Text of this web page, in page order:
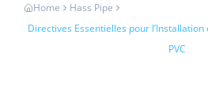
Home
Hass Pipe
Directives Essentielles pour l’Installation
PVC